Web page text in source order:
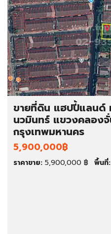
ขายที่ดิน แฮปปี้แลนด์
นวมินทร์ แขวงคลองจั่
กรุงเทพมหานคร
5,900,000฿
ราคาขาย: 5,900,000 ฿ พื้นที่: